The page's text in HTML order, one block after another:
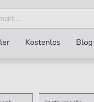
Kostenlos Blog